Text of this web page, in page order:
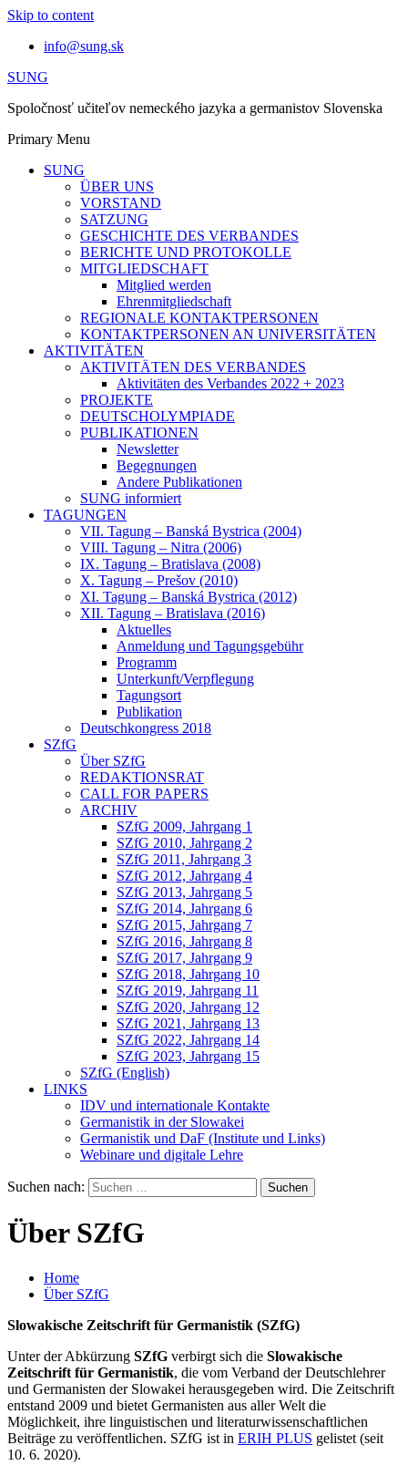
Skip to content
info@sung.sk
SUNG
Spoločnosť učiteľov nemeckého jazyka a germanistov Slovenska
Primary Menu
SUNG
ÜBER UNS
VORSTAND
SATZUNG
GESCHICHTE DES VERBANDES
BERICHTE UND PROTOKOLLE
MITGLIEDSCHAFT
Mitglied werden
Ehrenmitgliedschaft
REGIONALE KONTAKTPERSONEN
KONTAKTPERSONEN AN UNIVERSITÄTEN
AKTIVITÄTEN
AKTIVITÄTEN DES VERBANDES
Aktivitäten des Verbandes 2022 + 2023
PROJEKTE
DEUTSCHOLYMPIADE
PUBLIKATIONEN
Newsletter
Begegnungen
Andere Publikationen
SUNG informiert
TAGUNGEN
VII. Tagung – Banská Bystrica (2004)
VIII. Tagung – Nitra (2006)
IX. Tagung – Bratislava (2008)
X. Tagung – Prešov (2010)
XI. Tagung – Banská Bystrica (2012)
XII. Tagung – Bratislava (2016)
Aktuelles
Anmeldung und Tagungsgebühr
Programm
Unterkunft/Verpflegung
Tagungsort
Publikation
Deutschkongress 2018
SZfG
Über SZfG
REDAKTIONSRAT
CALL FOR PAPERS
ARCHIV
SZfG 2009, Jahrgang 1
SZfG 2010, Jahrgang 2
SZfG 2011, Jahrgang 3
SZfG 2012, Jahrgang 4
SZfG 2013, Jahrgang 5
SZfG 2014, Jahrgang 6
SZfG 2015, Jahrgang 7
SZfG 2016, Jahrgang 8
SZfG 2017, Jahrgang 9
SZfG 2018, Jahrgang 10
SZfG 2019, Jahrgang 11
SZfG 2020, Jahrgang 12
SZfG 2021, Jahrgang 13
SZfG 2022, Jahrgang 14
SZfG 2023, Jahrgang 15
SZfG (English)
LINKS
IDV und internationale Kontakte
Germanistik in der Slowakei
Germanistik und DaF (Institute und Links)
Webinare und digitale Lehre
Suchen nach:
Über SZfG
Home
Über SZfG
Slowakische Zeitschrift für Germanistik (SZfG)
Unter der Abkürzung SZfG verbirgt sich die Slowakische
Zeitschrift für Germanistik, die vom Verband der Deutschlehrer
und Germanisten der Slowakei herausgegeben wird. Die Zeitschrift
entstand 2009 und bietet Germanisten aus aller Welt die
Möglichkeit, ihre linguistischen und literaturwissenschaftlichen
Beiträge zu veröffentlichen. SZfG ist in ERIH PLUS gelistet (seit
10. 6. 2020).